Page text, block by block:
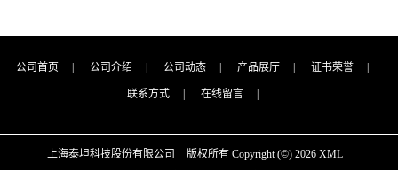
公司首页 公司介绍 公司动态 产品展厅 证书荣誉
联系方式 在线留言
上海泰坦科技股份有限公司 版权所有 Copyright (©) 2026 XML